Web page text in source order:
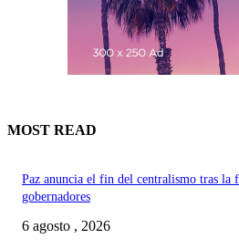
MOST READ
Paz anuncia el fin del centralismo tras la
gobernadores
6 agosto , 2026